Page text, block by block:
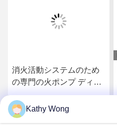
消火活動システムのため
の専門の火ポンプ ディー
ゼル機関125KW力
Kathy Wong